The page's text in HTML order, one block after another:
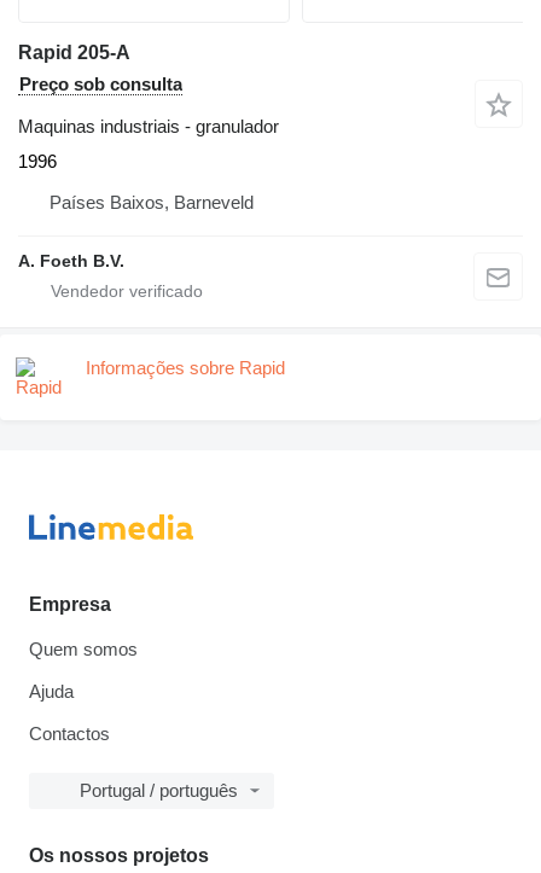
Rapid 205-A
Preço sob consulta
Maquinas industriais - granulador
1996
Países Baixos, Barneveld
A. Foeth B.V.
Informações sobre Rapid
Empresa
Quem somos
Ajuda
Contactos
Portugal / português
Os nossos projetos